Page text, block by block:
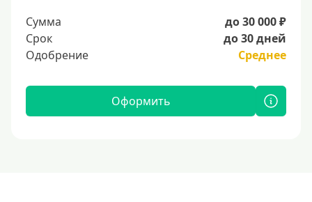
Сумма
до 30 000 ₽
Срок
до 30 дней
Одобрение
Среднее
Оформить